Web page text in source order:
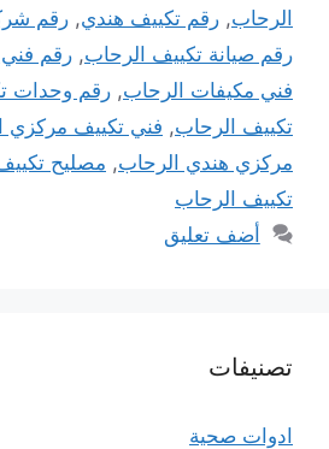
الرحاب, رقم تكييف هندي, رقم
رقم صيانة تكييف الرحاب, رقم
فني مكيفات الرحاب, رقم وحدات
تكييف الرحاب, فني تكييف مركزي
مركزي هندي الرحاب, مصليح
تكييف الرحاب
أضف تعليق
تصنيفات
ادوات صحية